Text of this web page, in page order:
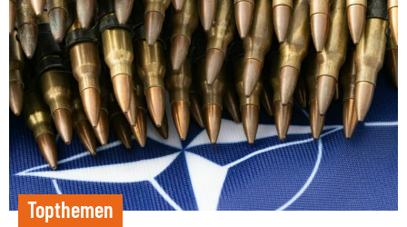
Topthemen